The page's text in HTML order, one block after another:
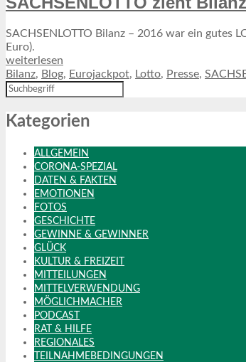
SACHSENLOTTO Bilanz – 2016 war ein gutes
Euro).
weiterlesen
Bilanz, Blog, Eurojackpot, Lotto, Presse,
Kategorien
ALLGEMEIN
CORONA-SPEZIAL
DATEN & FAKTEN
EMOTIONEN
FOTOS
GESCHICHTE
GEWINNE & GEWINNER
GLÜCK
KULTUR & FREIZEIT
MITTEILUNGEN
MITTELVERWENDUNG
MÖGLICHMACHER
PODCAST
RAT & HILFE
REGIONALES
TEILNAHMEBEDINGUNGEN